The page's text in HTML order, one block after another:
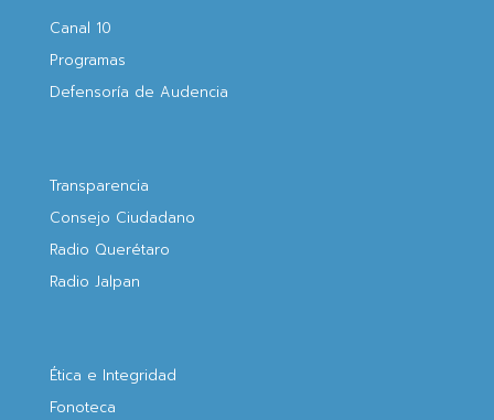
Canal 10
Programas
Defensoría de Audencia
Transparencia
Consejo Ciudadano
Radio Querétaro
Radio Jalpan
Ética e Integridad
Fonoteca